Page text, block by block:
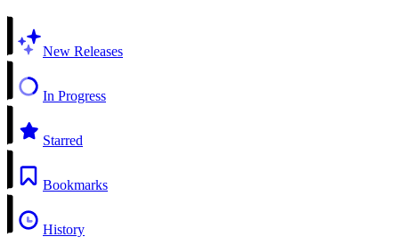
New Releases
In Progress
Starred
Bookmarks
History